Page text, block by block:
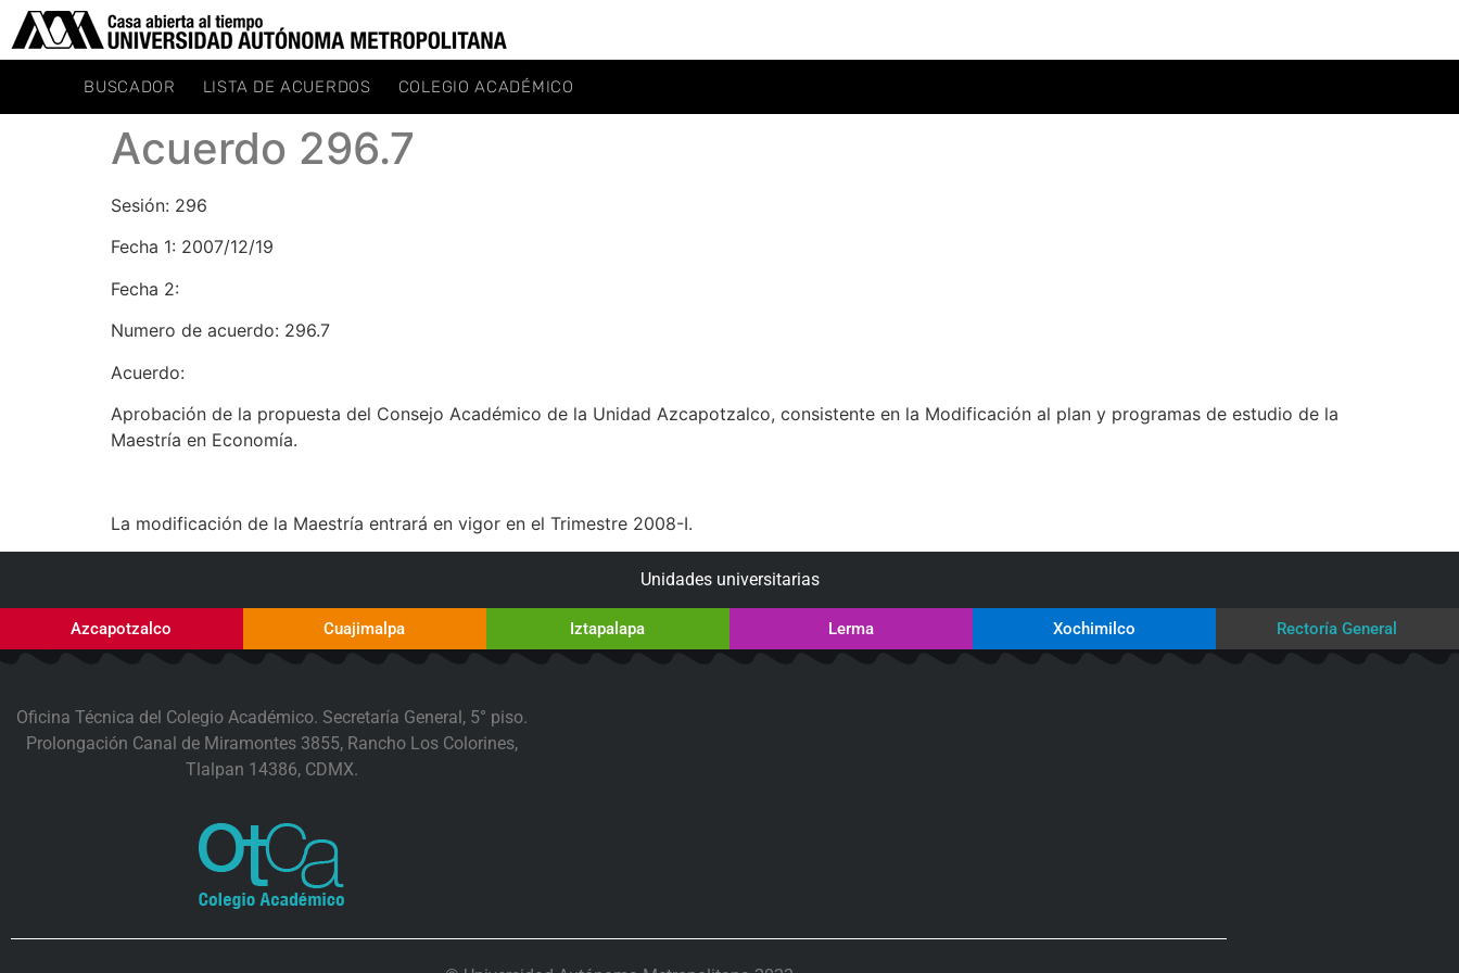
BUSCADOR LISTA DE ACUERDOS COLEGIO ACADÉMICO
Acuerdo 296.7
Sesión: 296
Fecha 1: 2007/12/19
Fecha 2:
Numero de acuerdo: 296.7
Acuerdo:
Aprobación de la propuesta del Consejo Académico de la Unidad Azcapotzalco, consistente en la Modificación al plan y programas de estudio de la
Maestría en Economía.
La modificación de la Maestría entrará en vigor en el Trimestre 2008-I.
Unidades universitarias
Azcapotzalco Cuajimalpa Iztapalapa Lerma Xochimilco Rectoría General
Oficina Técnica del Colegio Académico. Secretaría General, 5° piso.
Prolongación Canal de Miramontes 3855, Rancho Los Colorines,
Tlalpan 14386, CDMX.